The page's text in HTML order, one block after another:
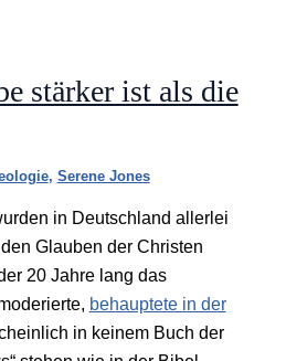
stärker ist als die
, Serene Jones
in Deutschland allerlei
Glauben der Christen
20 Jahre lang das
behauptete in der
in keinem Buch der